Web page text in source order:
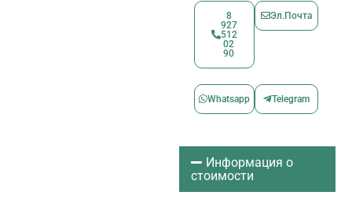
8
927
512
02
90
Эл.Почта
Whatsapp Telegram
Информация о
стоимости